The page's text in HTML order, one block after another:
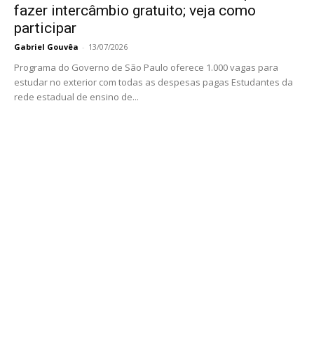
fazer intercâmbio gratuito; veja como
participar
Gabriel Gouvêa - 13/07/2026
Programa do Governo de São Paulo oferece 1.000 vagas para
estudar no exterior com todas as despesas pagas Estudantes da
rede estadual de ensino de...